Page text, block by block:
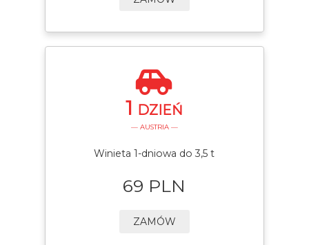
1 DZIEŃ
— AUSTRIA —
Winieta 1-dniowa do 3,5 t
69 PLN
ZAMÓW